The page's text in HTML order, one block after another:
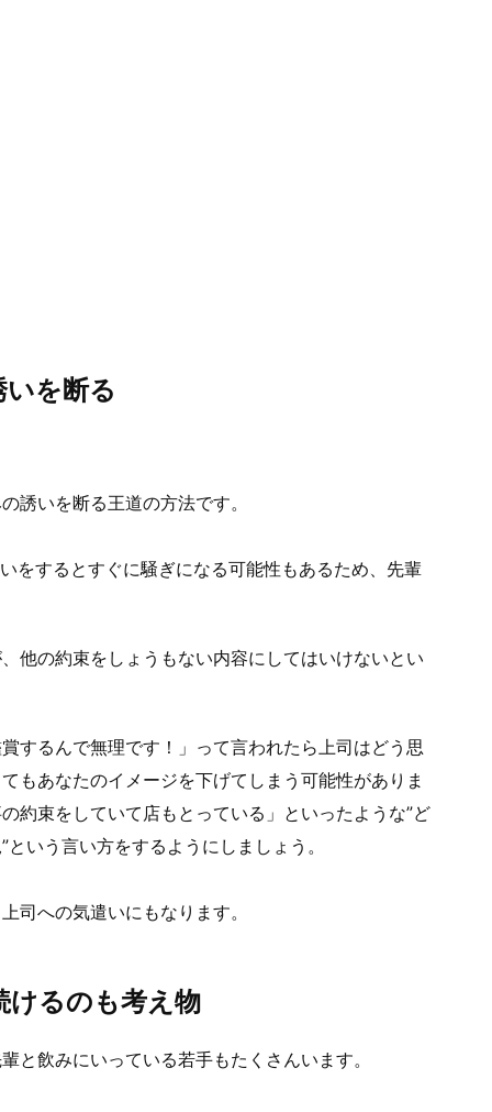
を断る
誘いを断る王道の方法です。
をするとすぐに騒ぎになる可能性もあるため、先輩
他の約束をしょうもない内容にしてはいけないとい
するんで無理です！」って言われたら上司はどう思
もあなたのイメージを下げてしまう可能性がありま
約束をしていて店もとっている」といったような”ど
いう言い方をするようにしましょう。
司への気遣いにもなります。
けるのも考え物
と飲みにいっている若手もたくさんいます。